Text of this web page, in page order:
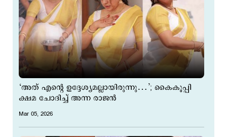
‘അത് എന്‍റെ ഉദ്ദേശ്യമല്ലായിരുന്നു…’; കൈകൂപ്പി
ക്ഷമ ചോദിച്ച് അന്ന രാജൻ
Mar 05, 2026